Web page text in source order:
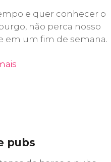
e quer conhecer o
não perca nosso
em um fim de semana.
pubs